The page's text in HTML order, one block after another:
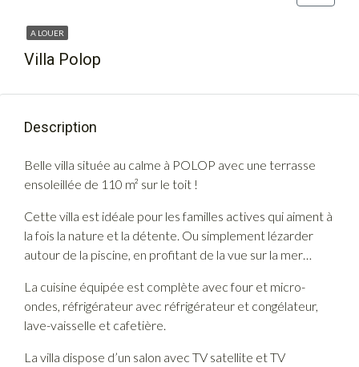
A LOUER
Villa Polop
Description
Belle villa située au calme à POLOP avec une terrasse
ensoleillée de 110 m² sur le toit !
Cette villa est idéale pour les familles actives qui aiment à
la fois la nature et la détente. Ou simplement lézarder
autour de la piscine, en profitant de la vue sur la mer…
La cuisine équipée est complète avec four et micro-
ondes, réfrigérateur avec réfrigérateur et congélateur,
lave-vaisselle et cafetière.
La villa dispose d’un salon avec TV satellite et TV